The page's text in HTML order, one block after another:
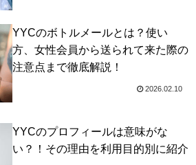
YYCのボトルメールとは？使い
方、女性会員から送られて来た際の
注意点まで徹底解説！
2026.02.10
YYCのプロフィールは意味がな
い？！その理由を利用目的別に紹介